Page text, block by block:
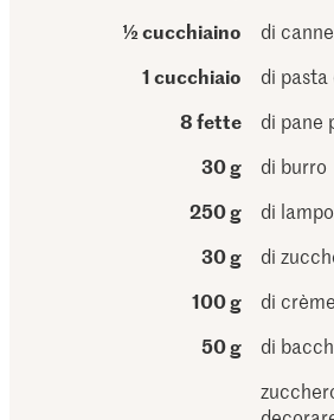
½ cucchiaino
di
1 cucchiaio
di
8 fette
di pane
30 g
di burro
250 g
di
30 g
di
100 g
di
50 g
di